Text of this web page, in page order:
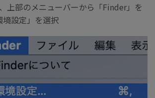
部のメニューバーから「Finder」を
設定」を選択